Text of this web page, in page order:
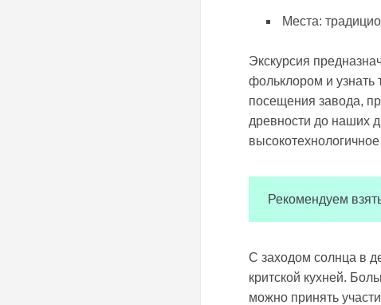
Места:
Экскурсия
фольклором и узнать
посещения завода,
древности до наших
Рекомендуем
С заходом солнца в
критской кухней.
можно принять